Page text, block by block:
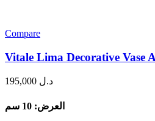
Compare
Vitale Lima Decorative Vase
د.ل
العرض: 10 سم